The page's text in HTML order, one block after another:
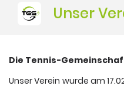
Unser
Die Tennis-
Unser Verein wurde am